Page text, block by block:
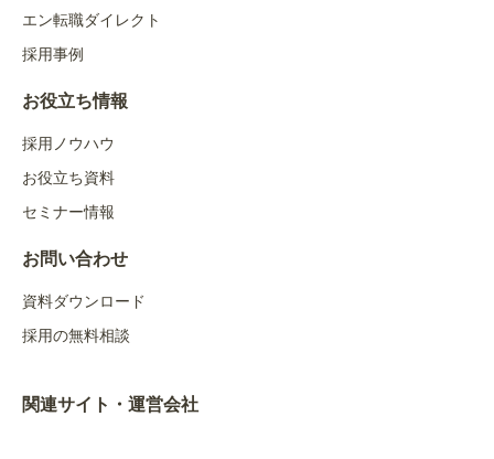
エン転職ダイレクト
採用事例
お役立ち情報
採用ノウハウ
お役立ち資料
セミナー情報
お問い合わせ
資料ダウンロード
採用の無料相談
関連サイト・運営会社